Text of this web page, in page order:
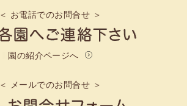
＜ お電話でのお問合せ ＞
園の紹介ページへ
＜ メールでのお問合せ ＞